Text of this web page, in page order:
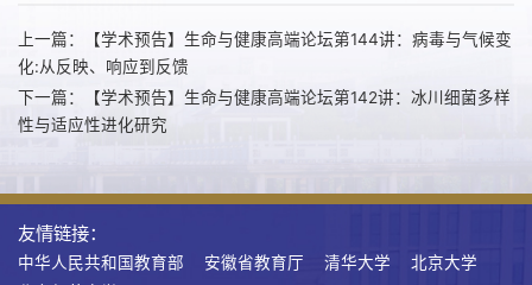
上一篇：【学术预告】生命与健康高端论坛第144讲：病毒与气候变
化:从反映、响应到反馈
下一篇：【学术预告】生命与健康高端论坛第142讲：冰川细菌多样
性与适应性进化研究
友情链接：
中华人民共和国教育部 安徽省教育厅 清华大学
北京大学